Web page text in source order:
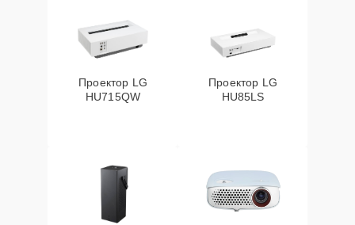
Проектор LG
HU715QW
Проектор LG
HU85LS